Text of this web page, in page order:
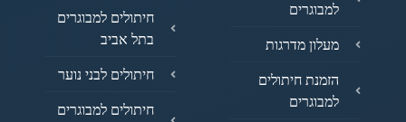
למבוגרים
מעלון מדרגות
הזמנת חיתולים
למבוגרים
חיתולים למבוגרים
בתל אביב
חיתולים לבני נוער
חיתולים למבוגרים